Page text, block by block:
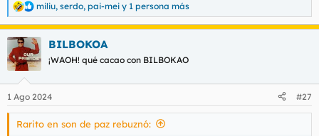
R
e
a
c
c
i
e
s
miliu, serdo, pai-mei y 1 persona más
BILBOKOA
¡WAOH! qué cacao con BILBOKAO
1 Ago 2024 #27
Rarito en son de paz rebuznó: